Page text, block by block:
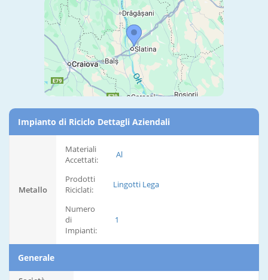
Impianto di Riciclo Dettagli Aziendali
Metallo
Materiali
Accettati:
Al
Prodotti
Riciclati:
Lingotti Lega
Numero
di
Impianti:
1
Generale